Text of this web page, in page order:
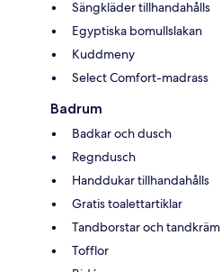
Sängkläder tillhandahålls
Egyptiska bomullslakan
Kuddmeny
Select Comfort-madrass
Badrum
Badkar och dusch
Regndusch
Handdukar tillhandahålls
Gratis toalettartiklar
Tandborstar och tandkräm
Tofflor